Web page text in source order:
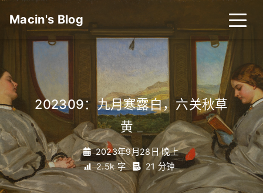
Macin's Blog
202309：九月寒露白，六关秋草
黄_
2023年9月28日 晚上
2.5k 字
21 分钟